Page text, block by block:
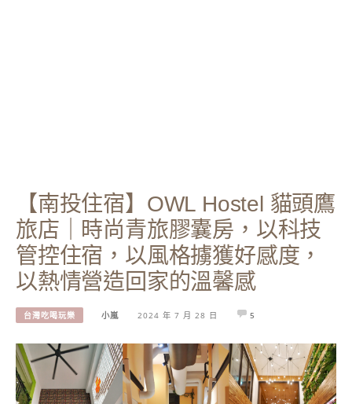
【南投住宿】OWL Hostel 貓頭鷹
旅店｜時尚青旅膠囊房，以科技
管控住宿，以風格擄獲好感度，
以熱情營造回家的溫馨感
台灣吃喝玩樂 小嵐 2024 年 7 月 28 日 5